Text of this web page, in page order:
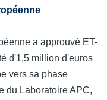
a approuvé ET-
d'1,5 million d'euros
vers sa phase
du Laboratoire APC,